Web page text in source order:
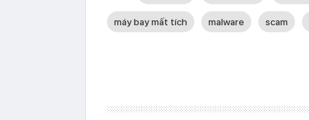
máy bay mất tích malware scam